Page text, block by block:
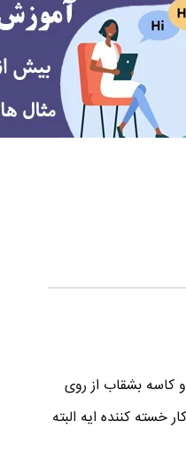
کاسه بشقاب از روی
خسته کننده ایه البته